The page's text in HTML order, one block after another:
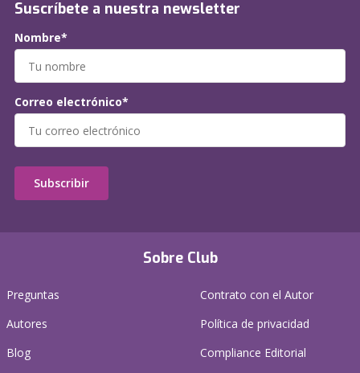
Sobre Club
Preguntas
Autores
Blog
Contrato con el Autor
Política de privacidad
Compliance Editorial
Suscríbete a nuestra newsletter
Nombre*
Correo electrónico*
Subscribir